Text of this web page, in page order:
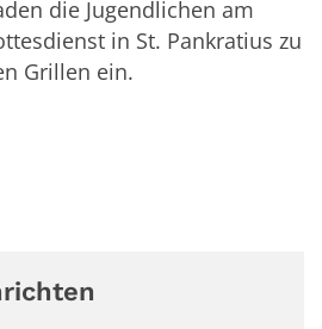
die Jugendlichen am
in St. Pankratius zu
Grillen ein.